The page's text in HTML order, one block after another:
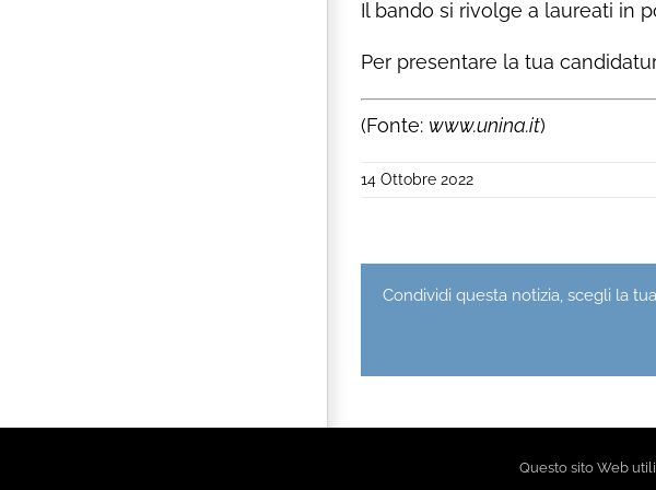
Il bando si rivolge a laureati in
Per presentare la tua
(Fonte: www.unina.it)
14 Ottobre 2022
Condividi questa notizia, scegli la
Questo sito Web